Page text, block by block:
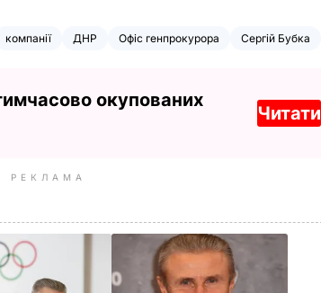
компанії ДНР Офіс генпрокурора Сергій Бубка
окупованих
Читати
РЕКЛАМА